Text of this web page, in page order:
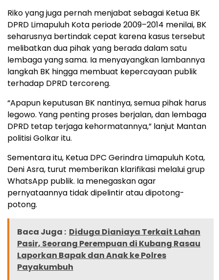
Riko yang juga pernah menjabat sebagai Ketua BK
DPRD Limapuluh Kota periode 2009–2014 menilai, BK
seharusnya bertindak cepat karena kasus tersebut
melibatkan dua pihak yang berada dalam satu
lembaga yang sama. Ia menyayangkan lambannya
langkah BK hingga membuat kepercayaan publik
terhadap DPRD tercoreng.
“Apapun keputusan BK nantinya, semua pihak harus
legowo. Yang penting proses berjalan, dan lembaga
DPRD tetap terjaga kehormatannya,” lanjut Mantan
politisi Golkar itu.
Sementara itu, Ketua DPC Gerindra Limapuluh Kota,
Deni Asra, turut memberikan klarifikasi melalui grup
WhatsApp publik. Ia menegaskan agar
pernyataannya tidak dipelintir atau dipotong-
potong.
Baca Juga : Diduga Dianiaya Terkait Lahan
Pasir, Seorang Perempuan di Kubang Rasau
Laporkan Bapak dan Anak ke Polres
Payakumbuh